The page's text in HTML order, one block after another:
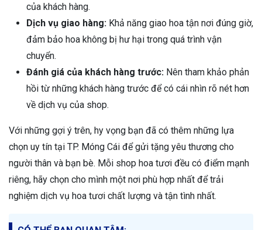
của khách hàng.
Dịch vụ giao hàng: Khả năng giao hoa tận nơi đúng giờ,
đảm bảo hoa không bị hư hại trong quá trình vận
chuyển.
Đánh giá của khách hàng trước: Nên tham khảo phản
hồi từ những khách hàng trước để có cái nhìn rõ nét hơn
về dịch vụ của shop.
Với những gợi ý trên, hy vọng bạn đã có thêm những lựa
chọn uy tín tại TP. Móng Cái để gửi tặng yêu thương cho
người thân và bạn bè. Mỗi shop hoa tươi đều có điểm mạnh
riêng, hãy chọn cho mình một nơi phù hợp nhất để trải
nghiệm dịch vụ hoa tươi chất lượng và tận tình nhất.